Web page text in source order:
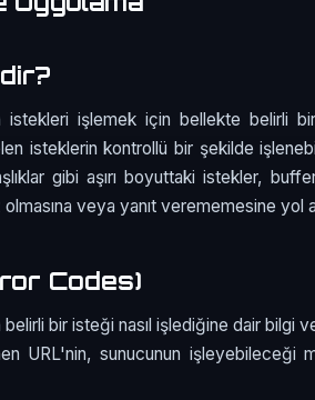
istekleri işlemek için bellekte belirli
isteklerin kontrollü bir şekilde
gibi aşırı boyuttaki istekler,
veya yanıt verememesine yol
Codes)
bir isteği nasıl işlediğine dair bilgi
URL'nin, sunucunun işleyebileceği